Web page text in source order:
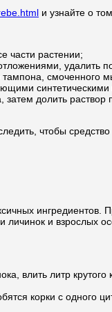
и узнайте о
части растении;
удалить
смоченного
долить
чтобы
и
влить литр
корки с одного